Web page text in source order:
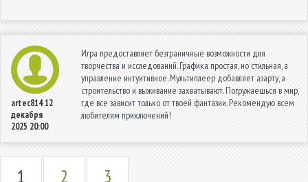
artec81412
декабря
2025 20:00
Игра предоставляет безграничные возможности для
творчества и исследований. Графика простая, но стильная, а
управление интуитивное. Мультиплеер добавляет азарту, а
строительство и выживание захватывают. Погружаешься в мир,
где все зависит только от твоей фантазии. Рекомендую всем
любителям приключений!
1 2 3